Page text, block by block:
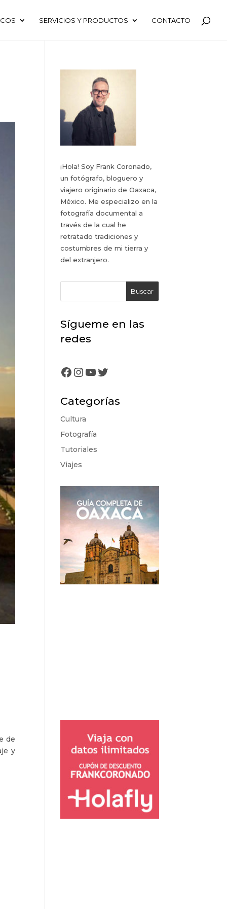
SERVICIOS Y PRODUCTOS CONTACTO
de
y
¡Hola! Soy Frank Coronado,
un fotógrafo, bloguero y
viajero originario de Oaxaca,
México. Me especializo en la
fotografía documental a
través de la cual he
retratado tradiciones y
costumbres de mi tierra y
del extranjero.
Buscar
Sígueme en las
redes
Facebook
Instagram
YouTube
Twitter
Categorías
Cultura
Fotografía
Tutoriales
Viajes